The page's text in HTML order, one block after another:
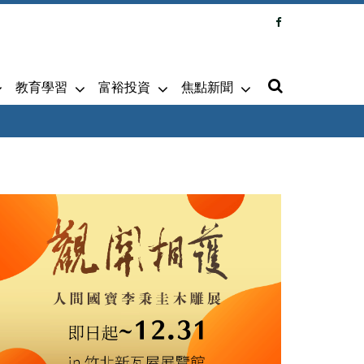
教育學習 富裕投資 焦點新聞